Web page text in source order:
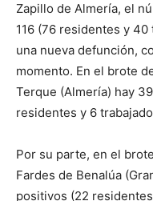
Zapillo de Almería, el
116 (76 residentes y
una nueva defunción,
momento. En el brote
Terque (Almería) hay
residentes y 6
Por su parte, en el
Fardes de Benalúa
positivos (22